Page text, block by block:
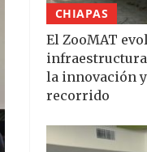
CHIAPAS
El ZooMAT
la innovación
recorrido